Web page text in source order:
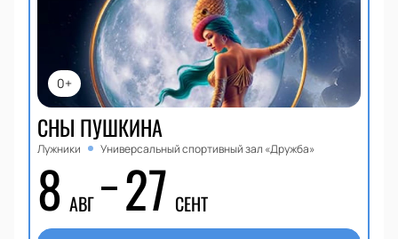
0+
СНЫ ПУШКИНА
Лужники Универсальный спортивный зал «Дружба»
8 АВГ 27 СЕНТ